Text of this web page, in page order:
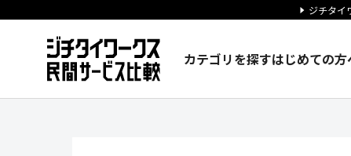
ジチタイ
カテゴリを探すはじめての方